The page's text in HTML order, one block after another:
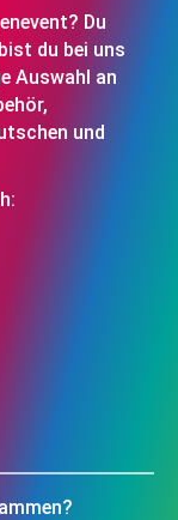
Du
du bei uns
Auswahl an
und